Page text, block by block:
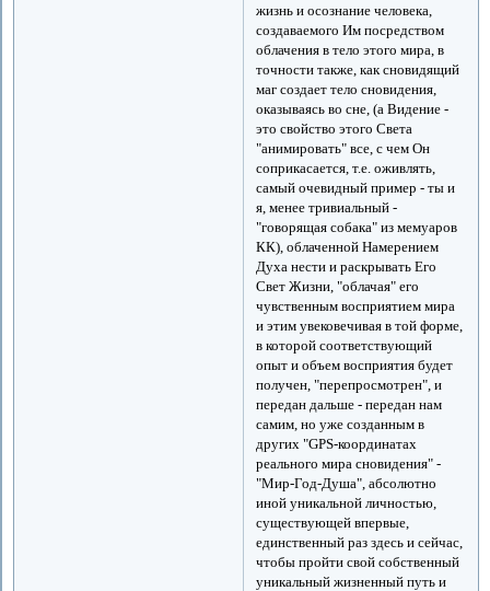
жизнь и осознание человека,
создаваемого Им посредством
облачения в тело этого мира, в
точности также, как сновидящий
маг создает тело сновидения,
оказываясь во сне, (а Видение -
это свойство этого Света
"анимировать" все, с чем Он
соприкасается, т.е. оживлять,
самый очевидный пример - ты и
я, менее тривиальный -
"говорящая собака" из мемуаров
КК), облаченной Намерением
Духа нести и раскрывать Его
Свет Жизни, "облачая" его
чувственным восприятием мира
и этим увековечивая в той форме,
в которой соответствующий
опыт и объем восприятия будет
получен, "перепросмотрен", и
передан дальше - передан нам
самим, но уже созданным в
других "GPS-координатах
реального мира сновидения" -
"Мир-Год-Душа", абсолютно
иной уникальной личностью,
существующей впервые,
единственный раз здесь и сейчас,
чтобы пройти свой собственный
уникальный жизненный путь и